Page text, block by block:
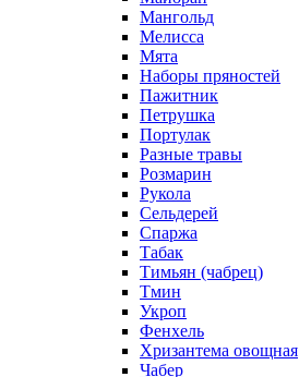
Мангольд
Мелисса
Мята
Наборы пряностей
Пажитник
Петрушка
Портулак
Разные травы
Розмарин
Рукола
Сельдерей
Спаржа
Табак
Тимьян (чабрец)
Тмин
Укроп
Фенхель
Хризантема овощная
Чабер